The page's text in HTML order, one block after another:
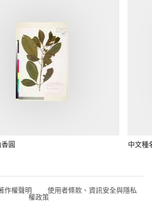
圓 中文種
作權聲明 使用者條款、資訊安全與隱私
權政策